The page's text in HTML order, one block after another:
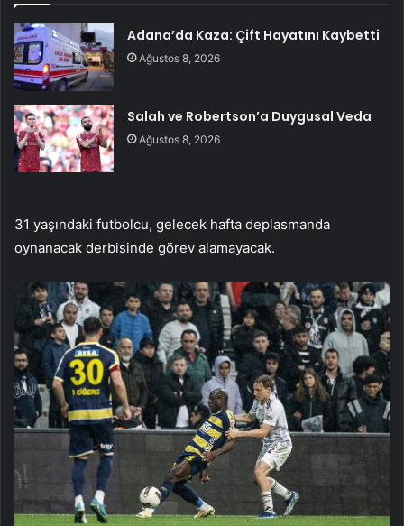
Adana’da Kaza: Çift Hayatını Kaybetti
Ağustos 8, 2026
Salah ve Robertson’a Duygusal Veda
Ağustos 8, 2026
31 yaşındaki futbolcu, gelecek hafta deplasmanda
oynanacak derbisinde görev alamayacak.